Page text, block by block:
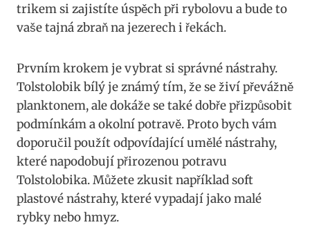
trikem si zajistíte úspěch ⁢při ⁢rybolovu ‍a​ bude to
⁤vaše‍ tajná zbraň na jezerech i řekách.
Prvním krokem je vybrat ‍si‌ správné⁤ nástrahy.
Tolstolobik bílý ‌je známý tím, že‍ se živí‍ převážně
planktonem, ale dokáže se ‌také ‍dobře přizpůsobit
podmínkám a ‌okolní potravě. ​Proto bych vám
doporučil použít odpovídající umělé⁢ nástrahy,
‌které napodobují přirozenou potravu
Tolstolobika. Můžete zkusit ⁣například soft
plastové nástrahy,‌ které vypadají jako malé
rybky nebo hmyz.